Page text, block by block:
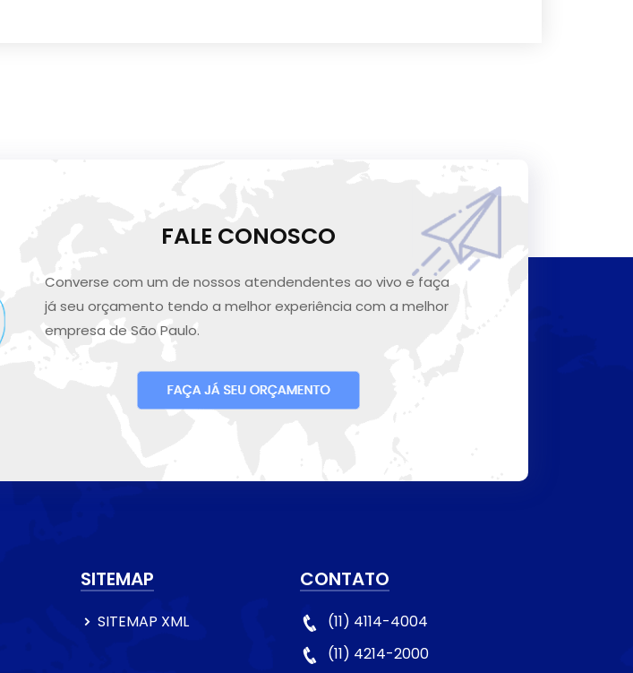
FALE CONOSCO
Converse com um de nossos atendendentes ao vivo e faça
já seu orçamento tendo a melhor experiência com a melhor
empresa de São Paulo.
SITEMAP
SITEMAP XML
CONTATO
(11) 4114-4004
(11) 4214-2000